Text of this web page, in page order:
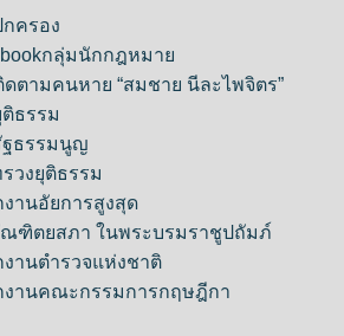
ครอง
กลุ่มนักกฎหมาย
ตามคนหาย “สมชาย นีละไพจิตร”
ธรรม
ฐธรรมนูญ
วงยุติธรรม
านอัยการสูงสุด
ณฑิตยสภา ในพระบรมราชูปถัมภ์
านตำรวจแห่งชาติ
งานคณะกรรมการกฤษฎีกา